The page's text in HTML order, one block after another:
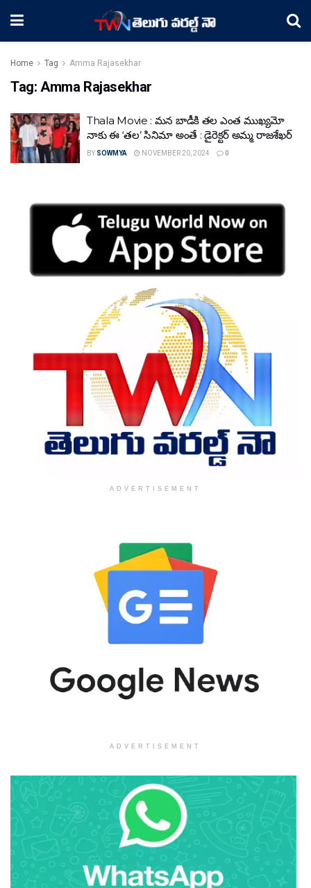
Home Tag Amma Rajasekhar
Tag: Amma Rajasekhar
Thala Movie : మన బాడీకి తల ఎంత ముఖ్యమో
నాకు ఈ ‘తల’ సినిమా అంతే : డైరెక్టర్ అమ్మ రాజశేఖర్
BY SOWMYA NOVEMBER 20, 2024 0
ADVERTISEMENT
ADVERTISEMENT